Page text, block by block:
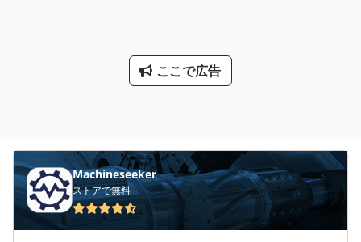
ここで広告
Machineseeker
ストアで無料